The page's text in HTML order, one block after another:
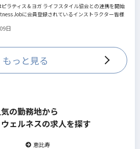
ラティス＆ヨガ ライフスタイル協会との連携を開始
Jobに会員登録されているインストラクター皆様
日
もっと見る
の勤務地から
ェルネスの求人を探す
恵比寿